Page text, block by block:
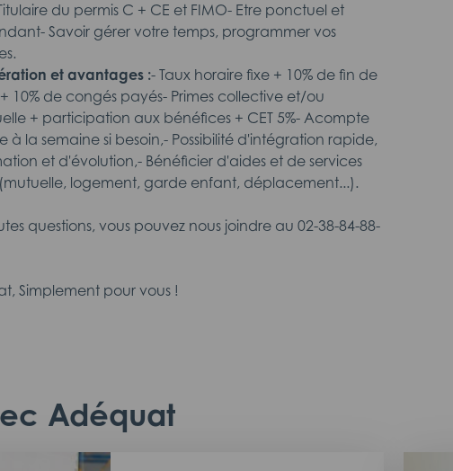
du permis C + CE et FIMO- Etre ponctuel et
Savoir gérer votre temps, programmer vos
et avantages :- Taux horaire fixe + 10% de fin de
+ 10% de congés payés- Primes collective et/ou
+ participation aux bénéfices + CET 5%- Acompte
à la semaine si besoin,- Possibilité d'intégration rapide,
et d'évolution,- Bénéficier d'aides et de services
logement, garde enfant, déplacement...).
questions, vous pouvez nous joindre au 02-38-84-88-
Simplement pour vous !
Adéquat